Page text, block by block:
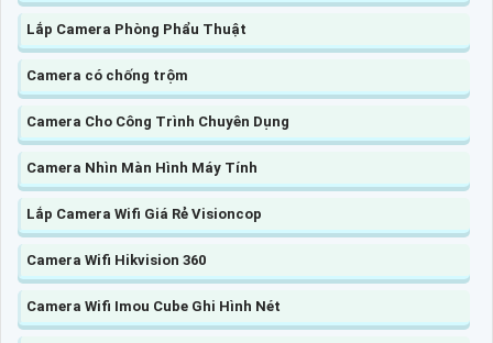
Lắp Camera Phòng Phẩu Thuật
Camera có chống trộm
Camera Cho Công Trình Chuyên Dụng
Camera Nhìn Màn Hình Máy Tính
Lắp Camera Wifi Giá Rẻ Visioncop
Camera Wifi Hikvision 360
Camera Wifi Imou Cube Ghi Hình Nét